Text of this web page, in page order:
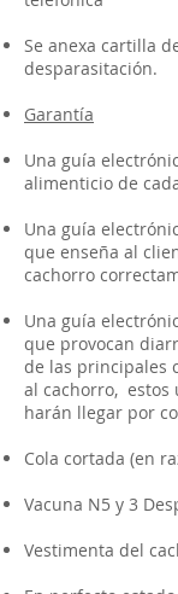
Se anexa cartilla
desparasitación.
Garantía
Una guía
alimenticio de
Una guía
que enseña al
cachorro
Una guía
que provocan
de las principales
al cachorro, estos
harán llegar por
Cola cortada (en
Vacuna N5 y 3
Vestimenta del